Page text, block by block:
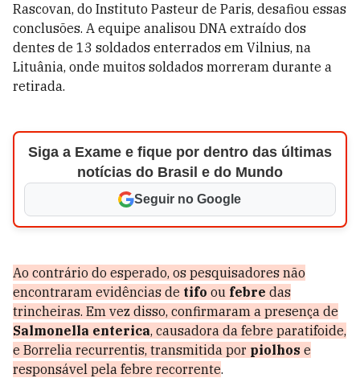
Rascovan, do Instituto Pasteur de Paris, desafiou essas
conclusões. A equipe analisou DNA extraído dos
dentes de 13 soldados enterrados em Vilnius, na
Lituânia, onde muitos soldados morreram durante a
retirada.
Siga a Exame e fique por dentro das últimas
notícias do Brasil e do Mundo
Seguir no Google
Ao contrário do esperado, os pesquisadores não
encontraram evidências de tifo ou febre das
trincheiras. Em vez disso, confirmaram a presença de
Salmonella enterica, causadora da febre paratifoide,
e Borrelia recurrentis, transmitida por piolhos e
responsável pela febre recorrente.